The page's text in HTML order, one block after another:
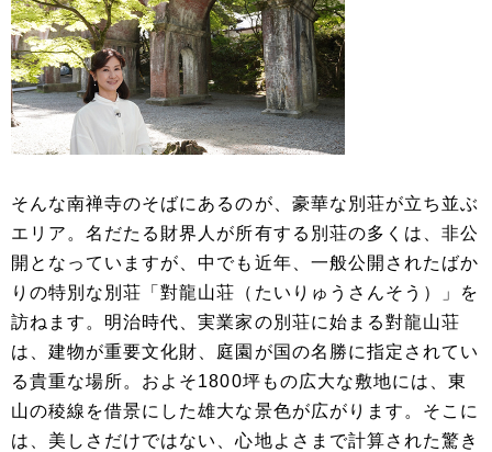
そんな南禅寺のそばにあるのが、豪華な別荘が立ち並ぶ
エリア。名だたる財界人が所有する別荘の多くは、非公
開となっていますが、中でも近年、一般公開されたばか
りの特別な別荘「對龍山荘（たいりゅうさんそう）」を
訪ねます。明治時代、実業家の別荘に始まる對龍山荘
は、建物が重要文化財、庭園が国の名勝に指定されてい
る貴重な場所。およそ1800坪もの広大な敷地には、東
山の稜線を借景にした雄大な景色が広がります。そこに
は、美しさだけではない、心地よさまで計算された驚き